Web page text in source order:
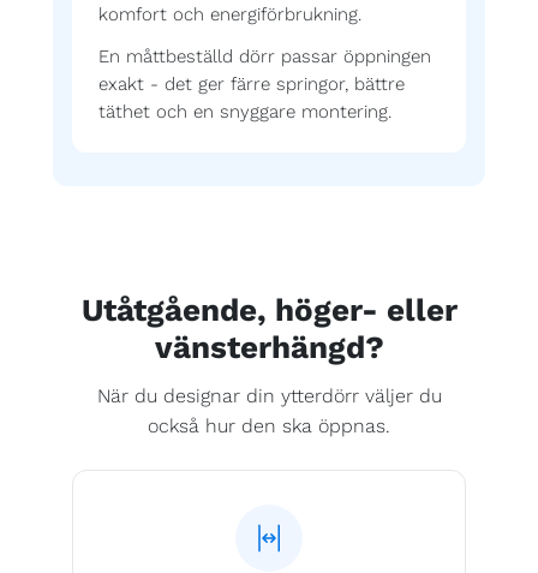
komfort och energiförbrukning.
En måttbeställd dörr passar öppningen
exakt - det ger färre springor, bättre
täthet och en snyggare montering.
Utåtgående, höger- eller
vänsterhängd?
När du designar din ytterdörr väljer du
också hur den ska öppnas.